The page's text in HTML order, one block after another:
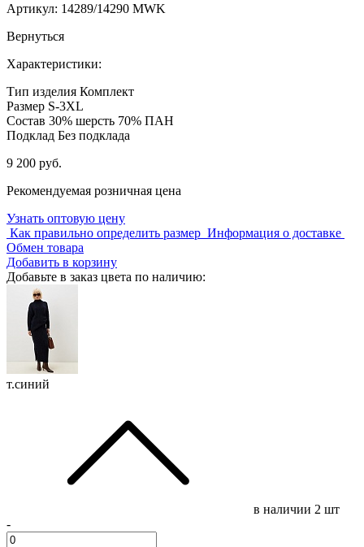
Артикул: 14289/14290 MWK
Вернуться
Характеристики:
Тип изделия Комплект
Размер S-3XL
Состав 30% шерсть 70% ПАН
Подклад Без подклада
9 200 руб.
Рекомендуемая розничная цена
Узнать оптовую цену
Как правильно определить размер Информация о доставке
Обмен товара
Добавить в корзину
Добавьте в заказ цвета по наличию:
т.синий
в наличии 2 шт
-